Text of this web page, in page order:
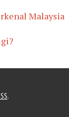
Malaysia
.